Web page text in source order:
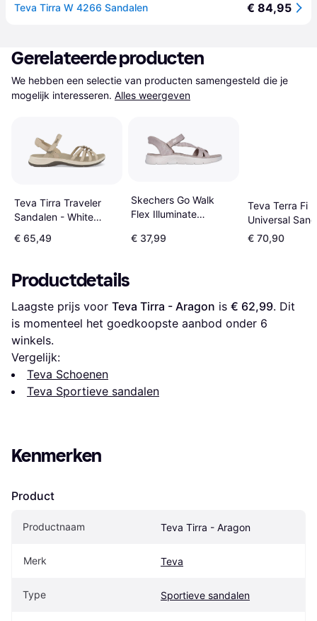
Teva Tirra W 4266 Sandalen € 84,95
Gerelateerde producten
We hebben een selectie van producten samengesteld die je
mogelijk interesseren. Alles weergeven
Teva Tirra Traveler
Sandalen - White
€ 65,49
Skechers Go Walk
Flex Illuminate
Taupe Textiel - Beige
€ 37,99
Teva Terra Fi 5
Universal
Beige
€ 70,90
Productdetails
Laagste prijs voor Teva Tirra - Aragon is € 62,99. Dit
is momenteel het goedkoopste aanbod onder 6
winkels.
Vergelijk:
Teva Schoenen
Teva Sportieve sandalen
Kenmerken
Product
Productnaam Teva Tirra - Aragon
Merk Teva
Type Sportieve sandalen